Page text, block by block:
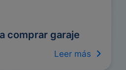
comprar garaje
Leer más